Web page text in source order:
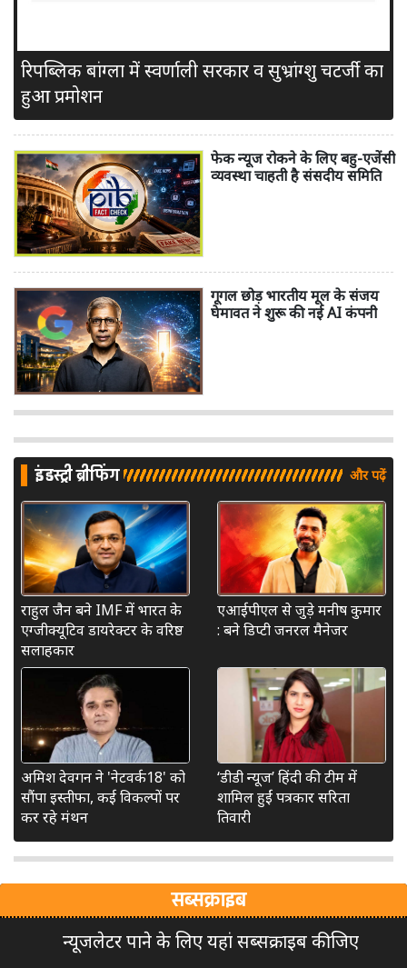
रिपब्लिक बांग्ला में स्वर्णाली सरकार व सुभ्रांग्शु चटर्जी का
हुआ प्रमोशन
फेक न्यूज रोकने के लिए बहु-एजेंसी
व्यवस्था चाहती है संसदीय समिति
गूगल छोड़ भारतीय मूल के संजय
घेमावत ने शुरू की नई AI कंपनी
इंडस्ट्री ब्रीफिंग और पढ़ें
राहुल जैन बने IMF में भारत के
एग्जीक्यूटिव डायरेक्टर के वरिष्ठ
सलाहकार
एआईपीएल से जुड़े मनीष कुमार
: बने डिप्टी जनरल मैनेजर
अमिश देवगन ने 'नेटवर्क18' को
सौंपा इस्तीफा, कई विकल्पों पर
कर रहे मंथन
‘डीडी न्यूज’ हिंदी की टीम में
शामिल हुईं पत्रकार सरिता
तिवारी
सब्सक्राइब
न्यूजलेटर पाने के लिए यहां सब्सक्राइब कीजिए